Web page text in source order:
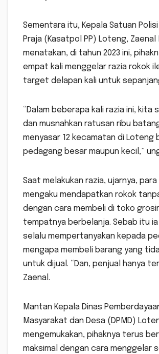
Sementara itu, Kepala Satuan
Praja (Kasatpol PP) Loteng, Zaenal
menatakan, di tahun 2023 ini,
empat kali menggelar razia rokok
target delapan kali untuk
“Dalam beberapa kali razia ini, kita
dan musnahkan ratusan ribu
menyasar 12 kecamatan di Loteng
pedagang besar maupun kecil,”
Saat melakukan razia, ujarnya,
mengaku mendapatkan rokok
dengan cara membeli di toko
tempatnya berbelanja. Sebab itu
selalu mempertanyakan kepada
mengapa membeli barang yang
untuk dijual. “Dan, penjual hanya
Zaenal.
Mantan Kepala Dinas
Masyarakat dan Desa (DPMD)
mengemukakan, pihaknya terus
maksimal dengan cara menggelar